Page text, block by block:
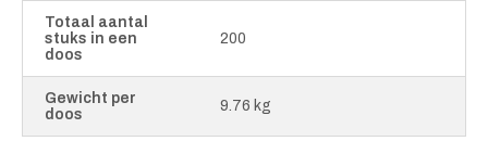
Totaal aantal
stuks in een
doos
200
Gewicht per
doos
9.76 kg